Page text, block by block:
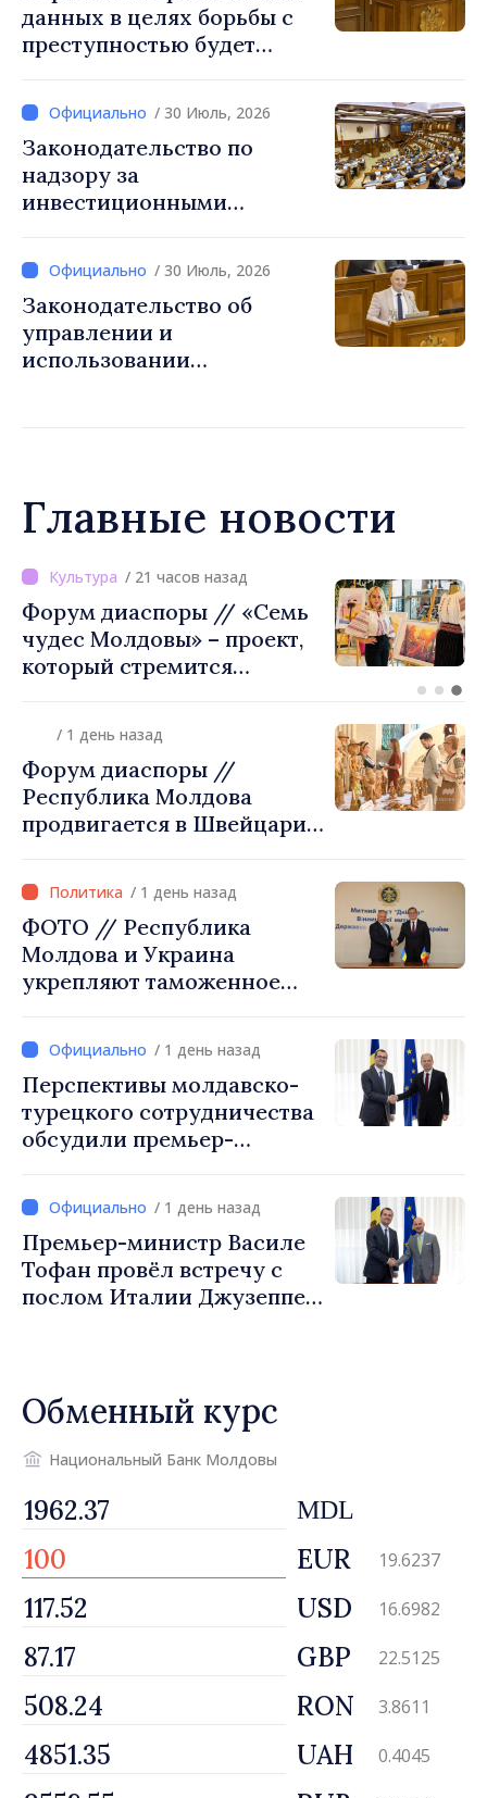
данных в целях борьбы с
преступностью будет
законом
/ 30 Июль, 2026
Законодательство по
надзору за
инвестиционными
соответствие с нормами ЕС
/ 30 Июль, 2026
Законодательство об
управлении и
использовании
Главные новости
/ 16 часов назад
ВИДЕО // Калараш
формирует крупнейший
кластер добровольного
утвердил окончательное
решение
/ 1 день назад
Форум диаспоры //
Республика Молдова
продвигается в Швейцарии
и экспорт
/ 1 день назад
ФОТО // Республика
Молдова и Украина
укрепляют таможенное
обеспечения безопасности
границы и европейской
интеграции. Встреча в
Могилёв-Подольском
/ 1 день назад
Перспективы молдавско-
турецкого сотрудничества
обсудили премьер-
посол Турции Уйгар
Мустафа Сертел/ 1 день назад
Премьер-министр Василе
Тофан провёл встречу с
послом Италии Джузеппе
Обменный курс
Национальный Банк Молдовы
MDL
EUR 19.6237
USD 16.6982
GBP 22.5125
RON 3.8611
UAH 0.4045